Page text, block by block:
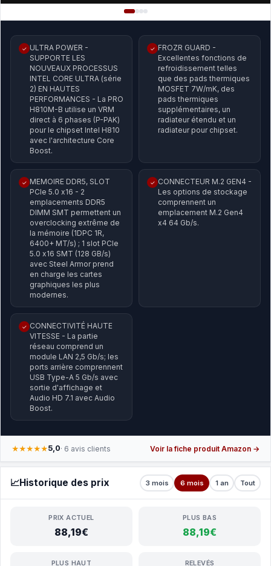
✓ ULTRA POWER -
SUPPORTE LES
NOUVEAUX PROCESSUS
INTEL CORE ULTRA (série
2) EN HAUTES
PERFORMANCES - La PRO
H810M-B utilise un VRM
direct à 6 phases (P-PAK)
pour le chipset Intel H810
avec l'architecture Core
Boost.
✓ FROZR GUARD -
Excellentes fonctions de
refroidissement telles
que des pads thermiques
MOSFET 7W/mK, des
pads thermiques
supplémentaires, un
radiateur étendu et un
radiateur pour chipset.
✓ MEMOIRE DDR5, SLOT
PCIe 5.0 x16 - 2
emplacements DDR5
DIMM SMT permettent un
overclocking extrême de
la mémoire (1DPC 1R,
6400+ MT/s) ; 1 slot PCIe
5.0 x16 SMT (128 GB/s)
avec Steel Armor prend
en charge les cartes
graphiques les plus
modernes.
✓ CONNECTEUR M.2 GEN4 -
Les options de stockage
comprennent un
emplacement M.2 Gen4
x4 64 Gb/s.
✓ CONNECTIVITÉ HAUTE
VITESSE - La partie
réseau comprend un
module LAN 2,5 Gb/s; les
ports arrière comprennent
USB Type-A 5 Gb/s avec
sortie d'affichage et
Audio HD 7.1 avec Audio
Boost.
★★★★★5,0· 6 avis clients Voir la fiche produit Amazon →
📈Historique des prix 3 mois 6 mois 1 an Tout
PRIX ACTUEL
88,19€
PLUS BAS
88,19€
PLUS HAUT RELEVÉS